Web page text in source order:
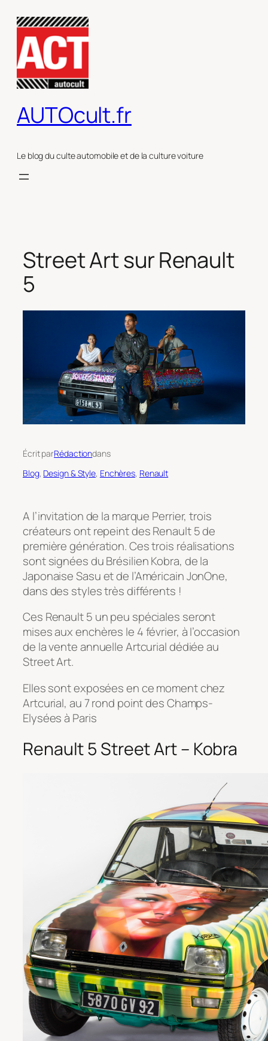
contenu
AUTOcult.fr
Le blog du culte automobile et de la culture voiture
Street Art sur Renault
5
Écrit parRédactiondans
Blog, Design & Style, Enchères, Renault
A l’invitation de la marque Perrier, trois
créateurs ont repeint des Renault 5 de
première génération. Ces trois réalisations
sont signées du Brésilien Kobra, de la
Japonaise Sasu et de l’Américain JonOne,
dans des styles très différents !
Ces Renault 5 un peu spéciales seront
mises aux enchères le 4 février, à l’occasion
de la vente annuelle Artcurial dédiée au
Street Art.
Elles sont exposées en ce moment chez
Artcurial, au 7 rond point des Champs-
Elysées à Paris
Renault 5 Street Art – Kobra